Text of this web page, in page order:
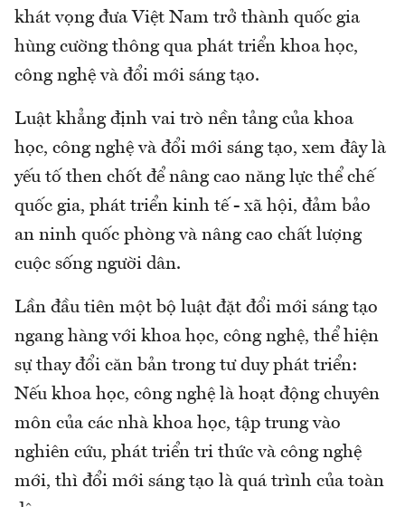
khát vọng đưa Việt Nam trở thành quốc gia
hùng cường thông qua phát triển khoa học,
công nghệ và đổi mới sáng tạo.
Luật khẳng định vai trò nền tảng của khoa
học, công nghệ và đổi mới sáng tạo, xem đây là
yếu tố then chốt để nâng cao năng lực thể chế
quốc gia, phát triển kinh tế - xã hội, đảm bảo
an ninh quốc phòng và nâng cao chất lượng
cuộc sống người dân.
Lần đầu tiên một bộ luật đặt đổi mới sáng tạo
ngang hàng với khoa học, công nghệ, thể hiện
sự thay đổi căn bản trong tư duy phát triển:
Nếu khoa học, công nghệ là hoạt động chuyên
môn của các nhà khoa học, tập trung vào
nghiên cứu, phát triển tri thức và công nghệ
mới, thì đổi mới sáng tạo là quá trình của toàn